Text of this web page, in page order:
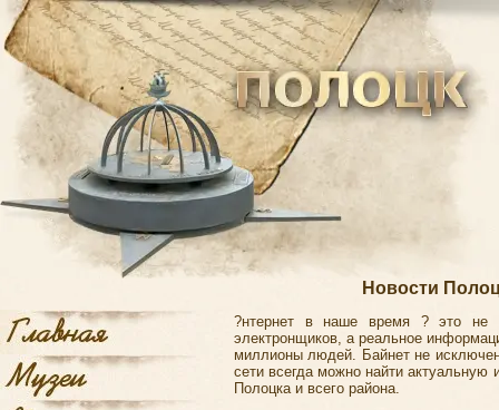
Новости
?нтернет в наше время ? это не
электронщиков, а реальное
миллионы людей. Байнет не
сети всегда можно найти
Полоцка и всего района.